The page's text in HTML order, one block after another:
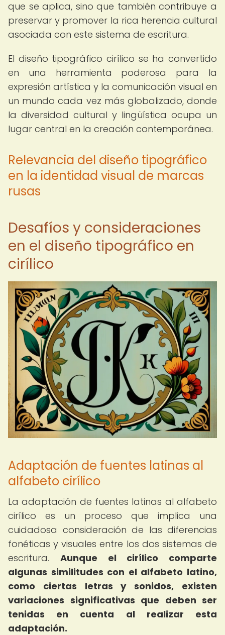
que se aplica, sino que también contribuye a
preservar y promover la rica herencia cultural
asociada con este sistema de escritura.
El diseño tipográfico cirílico se ha convertido
en una herramienta poderosa para la
expresión artística y la comunicación visual en
un mundo cada vez más globalizado, donde
la diversidad cultural y lingüística ocupa un
lugar central en la creación contemporánea.
Relevancia del diseño tipográfico
en la identidad visual de marcas
rusas
Desafíos y consideraciones
en el diseño tipográfico en
cirílico
Adaptación de fuentes latinas al
alfabeto cirílico
La adaptación de fuentes latinas al alfabeto
cirílico es un proceso que implica una
cuidadosa consideración de las diferencias
fonéticas y visuales entre los dos sistemas de
escritura. Aunque el cirílico comparte
algunas similitudes con el alfabeto latino,
como ciertas letras y sonidos, existen
variaciones significativas que deben ser
tenidas en cuenta al realizar esta
adaptación.